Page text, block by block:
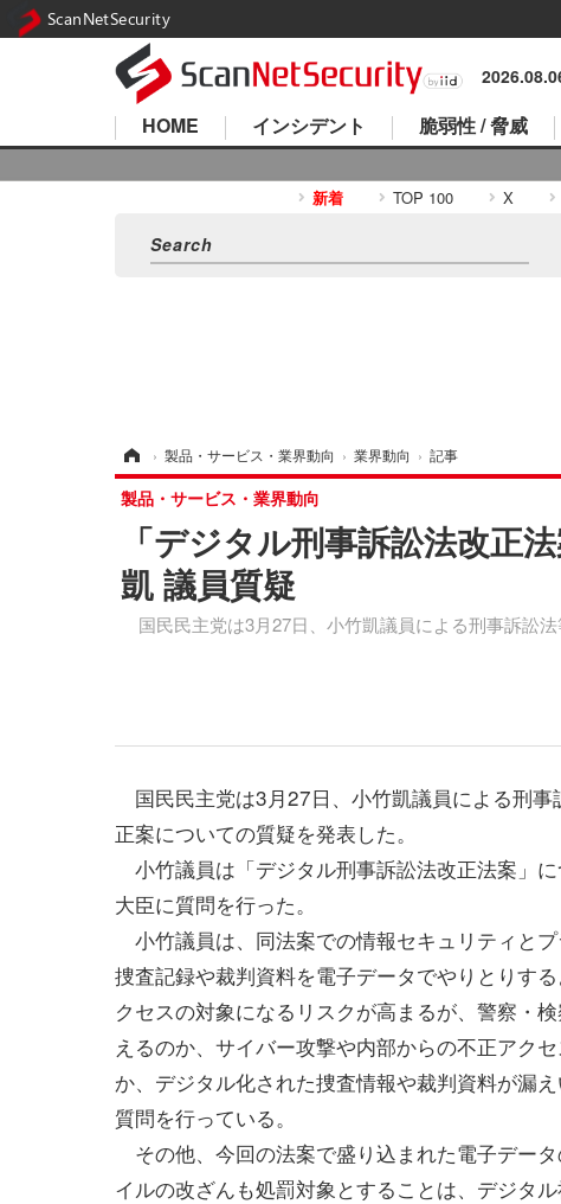
HOME インシデント 脆弱性 / 脅威
新着 TOP 100 X
› 製品・サービス・業界動向 › 業界動向 › 記事
「デジタル刑事訴訟法改正
凱 議員質疑
国民民主党は3月27日、小竹凱議員による刑事訴訟法
製品・サービス・業界動向
国民民主党は3月27日、小竹凱議員による刑事
正案についての質疑を発表した。
小竹議員は「デジタル刑事訴訟法改正法案」
大臣に質問を行った。
小竹議員は、同法案での情報セキュリティと
捜査記録や裁判資料を電子データでやりとりす
クセスの対象になるリスクが高まるが、警察・
えるのか、サイバー攻撃や内部からの不正アク
か、デジタル化された捜査情報や裁判資料が漏
質問を行っている。
その他、今回の法案で盛り込まれた電子デー
イルの改ざんも処罰対象とすることは、デジタ
ScanNetSecurity